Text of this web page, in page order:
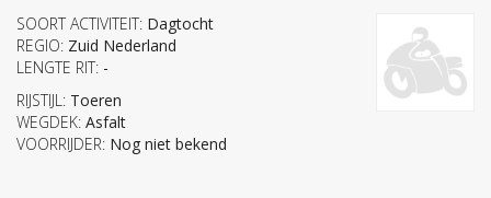
SOORT ACTIVITEIT: Dagtocht
REGIO: Zuid Nederland
LENGTE RIT: -
RIJSTIJL: Toeren
WEGDEK: Asfalt
VOORRIJDER: Nog niet bekend